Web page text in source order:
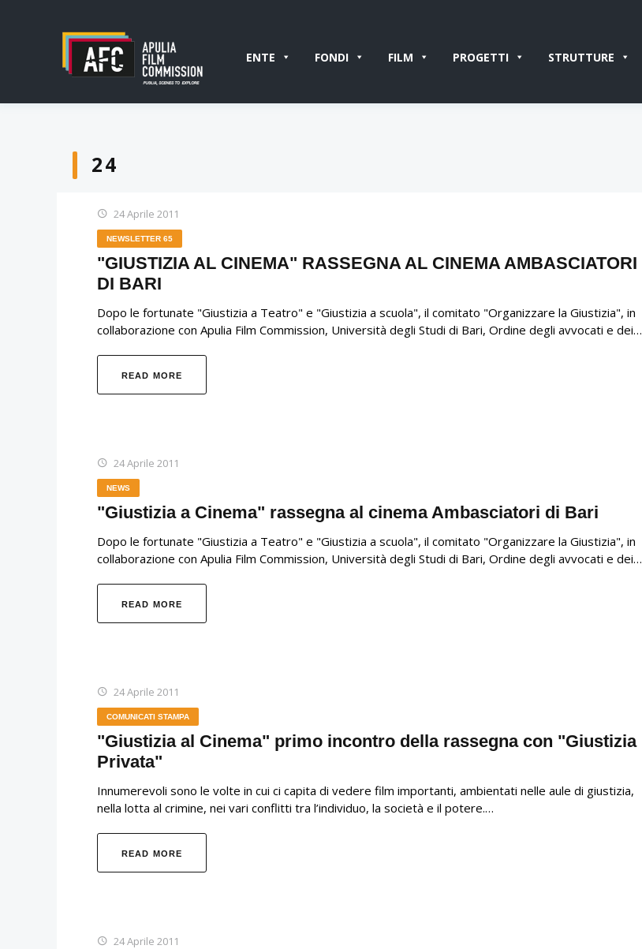
ENTE FONDI FILM PROGETTI STRUTTURE
24
24 Aprile 2011
NEWSLETTER 65
"GIUSTIZIA AL CINEMA" RASSEGNA AL CINEMA AMBASCIATORI
DI BARI
Dopo le fortunate "Giustizia a Teatro" e "Giustizia a scuola", il comitato "Organizzare la Giustizia", in
collaborazione con Apulia Film Commission, Università degli Studi di Bari, Ordine degli avvocati e dei…
READ MORE
24 Aprile 2011
NEWS
"Giustizia a Cinema" rassegna al cinema Ambasciatori di Bari
Dopo le fortunate "Giustizia a Teatro" e "Giustizia a scuola", il comitato "Organizzare la Giustizia", in
collaborazione con Apulia Film Commission, Università degli Studi di Bari, Ordine degli avvocati e dei…
READ MORE
24 Aprile 2011
COMUNICATI STAMPA
"Giustizia al Cinema" primo incontro della rassegna con "Giustizia
Privata"
Innumerevoli sono le volte in cui ci capita di vedere film importanti, ambientati nelle aule di giustizia,
nella lotta al crimine, nei vari conflitti tra l’individuo, la società e il potere.…
READ MORE
24 Aprile 2011